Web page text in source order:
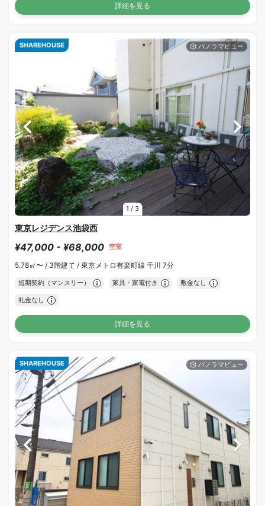
詳細を見る
1 / 3
SHAREHOUSE
東京レジデンス池袋西
¥47,000 - ¥68,000 空室
5.78㎡〜 / 3階建て / 東京メトロ有楽町線 千川 7分
短期契約（マンスリー） 家具・家電付き 敷金なし
礼金なし
詳細を見る
SHAREHOUSE